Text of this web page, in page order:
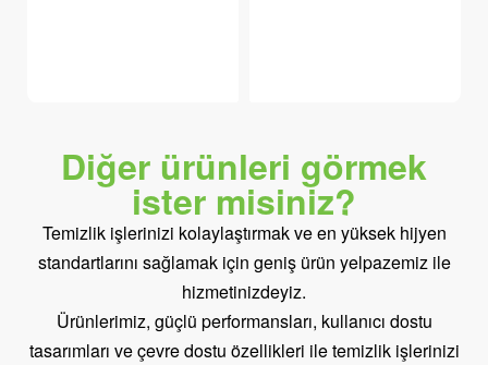
Diğer ürünleri görmek
ister misiniz?
Temizlik işlerinizi kolaylaştırmak ve en yüksek hijyen
standartlarını sağlamak için geniş ürün yelpazemiz ile
hizmetinizdeyiz.
Ürünlerimiz, güçlü performansları, kullanıcı dostu
tasarımları ve çevre dostu özellikleri ile temizlik işlerinizi